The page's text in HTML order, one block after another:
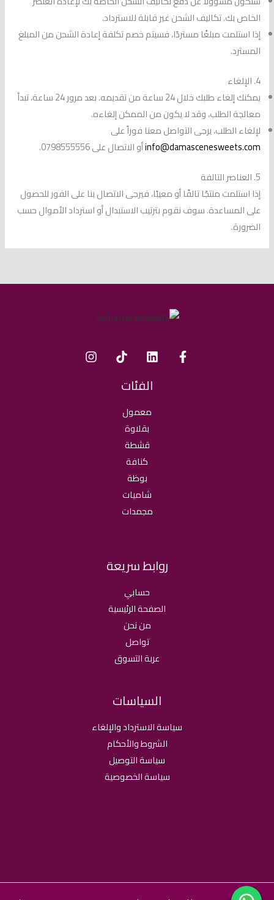
الخاص بك. تكاليف الشحن غير قابلة للاسترداد.
إذا استلمت مبلغًا مستردًا، فسيتم خصم تكلفة إعادة الشحن من المبلغ
المسترد.
4. الإلغاء
يمكنك إلغاء طلبك خلال 24 ساعة من تقديمه. بعد مرور 24 ساعة، تبدأ
معالجة الطلب، وقد لا يكون من الممكن إلغاءه.
لإلغاء الطلب، يرجى التواصل معنا فوراً على
info@damascenesweets.comأو الاتصال على 0798555556.
5. العناصر التالفة
إذا استلمت منتجًا تالفًا أو معيبًا، فيرجى الاتصال بنا على الفور للحصول
على المساعدة. سوف نقوم بترتيب الاستبدال أو استرداد الأموال حسب
الضرورة.
الفئات
معمول
بقلاوة
قشطة
كنافة
بوظة
شاميات
مجمدات
روابط سريعة
حسابي
الصفحة الرئيسية
من نحن
تواصل
عربة التسوق
السياسات
سياسة الاسترداد والإلغاء
الشروط والأحكام
سياسة التوصيل
سياسة الخصوصية